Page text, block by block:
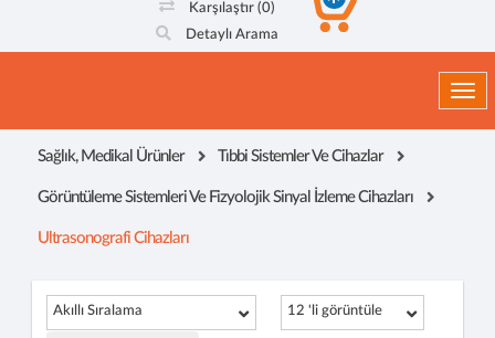
Karşılaştır (0)
Detaylı Arama
Sağlık, Medikal Ürünler Tıbbi Sistemler Ve Cihazlar
Görüntüleme Sistemleri Ve Fizyolojik Sinyal İzleme Cihazları
Ultrasonografi Cihazları
Akıllı Sıralama 12 'li görüntüle